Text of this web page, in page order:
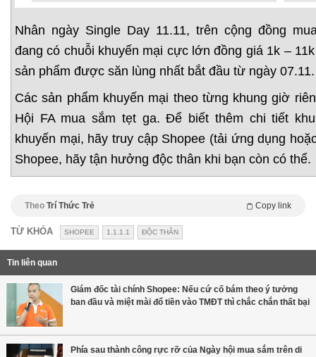
Nhân ngày Single Day 11.11, trên cộng đồng
đang có chuỗi khuyến mại cực lớn đồng giá 1k –
sản phẩm được săn lùng nhất bắt đầu từ ngày 07.11.
Các sản phẩm khuyến mại theo từng khung giờ
Hội FA mua sắm tẹt ga. Để biết thêm chi tiết
khuyến mại, hãy truy cập Shopee (tải ứng dụng
Shopee, hãy tận hưởng độc thân khi bạn còn có thể.
Theo Trí Thức Trẻ Copy link
TỪ KHÓA SHOPEE 1.1.1.1 ĐỘC THÂN
Tin liên quan
Giám đốc tài chính Shopee: Nếu cứ cố bám theo ý tưởng
ban đầu và miệt mài đổ tiền vào TMĐT thì chắc chắn thất bại
Phía sau thành công rực rỡ của Ngày hội mua sắm trên di